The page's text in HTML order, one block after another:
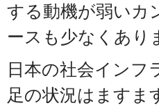
する動機が弱いカ
ースも少なくあり
日本の社会インフ
足の状況はますま